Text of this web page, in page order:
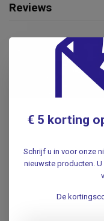
Reviews
Gerelateerde
Lemon
lengte
100stuks
.
€ 5 korting
Schrijf u in voor onze
nieuwste producten.
De